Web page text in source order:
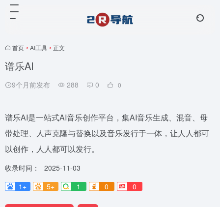
首页 • AI工具 • 正文
谱乐AI
9个月前发布 288 0 0
谱乐AI是一站式AI音乐创作平台，集AI音乐生成、混音、母
带处理、人声克隆与替换以及音乐发行于一体，让人人都可
以创作，人人都可以发行。
收录时间：
2025-11-03
1+
5+ 1 0 0